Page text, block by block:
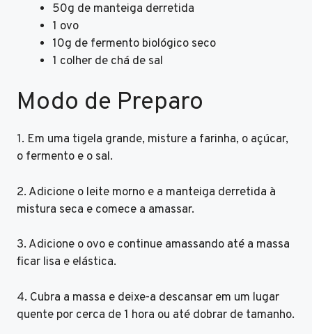
50g de manteiga derretida
1 ovo
10g de fermento biológico seco
1 colher de chá de sal
Modo de Preparo
1. Em uma tigela grande, misture a farinha, o açúcar,
o fermento e o sal.
2. Adicione o leite morno e a manteiga derretida à
mistura seca e comece a amassar.
3. Adicione o ovo e continue amassando até a massa
ficar lisa e elástica.
4. Cubra a massa e deixe-a descansar em um lugar
quente por cerca de 1 hora ou até dobrar de tamanho.